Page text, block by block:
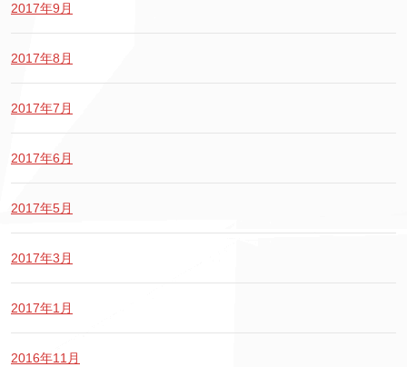
2017年9月
2017年8月
2017年7月
2017年6月
2017年5月
2017年3月
2017年1月
2016年11月